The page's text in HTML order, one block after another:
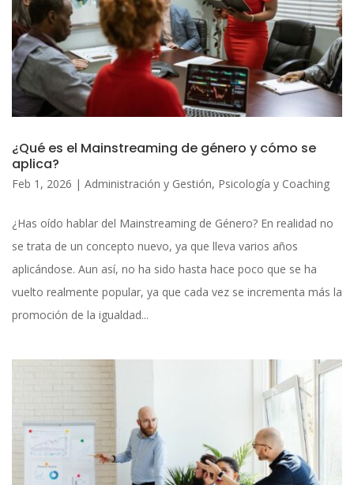
¿Qué es el Mainstreaming de género y cómo se
aplica?
Feb 1, 2026 | Administración y Gestión, Psicología y Coaching
¿Has oído hablar del Mainstreaming de Género? En realidad no
se trata de un concepto nuevo, ya que lleva varios años
aplicándose. Aun así, no ha sido hasta hace poco que se ha
vuelto realmente popular, ya que cada vez se incrementa más la
promoción de la igualdad...